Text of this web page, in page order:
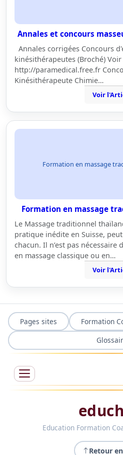
Annales et concours
Annales corrigées Concours
kinésithérapeutes (Broché)
http://paramedical.free.fr
Kinésithérapeute Chimie…
Voir
Formation en massage
Formation en massage
Le Massage traditionnel
pratique inédite en Suisse,
chacun. Il n’est pas nécessaire
en massage classique ou en…
Voir
Pages sites Formation
Education Formation
Retour